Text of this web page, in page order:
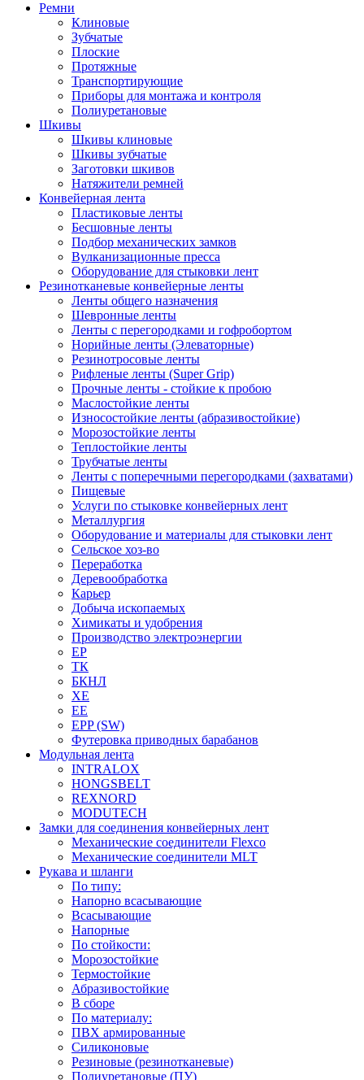
Ремни
Клиновые
Зубчатые
Плоские
Протяжные
Транспортирующие
Приборы для монтажа и контроля
Полиуретановые
Шкивы
Шкивы клиновые
Шкивы зубчатые
Заготовки шкивов
Натяжители ремней
Конвейерная лента
Пластиковые ленты
Бесшовные ленты
Подбор механических замков
Вулканизационные пресса
Оборудование для стыковки лент
Резинотканевые конвейерные ленты
Ленты общего назначения
Шевронные ленты
Ленты с перегородками и гофробортом
Норийные ленты (Элеваторные)
Резинотросовые ленты
Рифленые ленты (Super Grip)
Прочные ленты - стойкие к пробою
Маслостойкие ленты
Износостойкие ленты (абразивостойкие)
Морозостойкие ленты
Теплостойкие ленты
Трубчатые ленты
Ленты с поперечными перегородками (захватами)
Пищевые
Услуги по стыковке конвейерных лент
Металлургия
Оборудование и материалы для стыковки лент
Сельское хоз-во
Переработка
Деревообработка
Карьер
Добыча ископаемых
Химикаты и удобрения
Производство электроэнергии
EP
ТК
БКНЛ
XE
EE
EPP (SW)
Футеровка приводных барабанов
Модульная лента
INTRALOX
HONGSBELT
REXNORD
MODUTECH
Замки для соединения конвейерных лент
Механические соединители Flexco
Механические соединители MLT
Рукава и шланги
По типу:
Напорно всасывающие
Всасывающие
Напорные
По стойкости:
Морозостойкие
Термостойкие
Абразивостойкие
В сборе
По материалу:
ПВХ армированные
Силиконовые
Резиновые (резинотканевые)
Полиуретановые (ПУ)